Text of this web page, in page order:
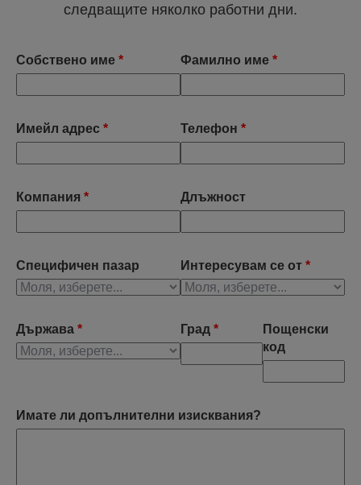
следващите няколко работни дни.
Собствено име * Фамилно име *
Имейл адрес * Телефон *
Компания * Длъжност
Специфичен пазар Интересувам се от *
Държава * Град *
Пощенски
код
Имате ли допълнителни изисквания?